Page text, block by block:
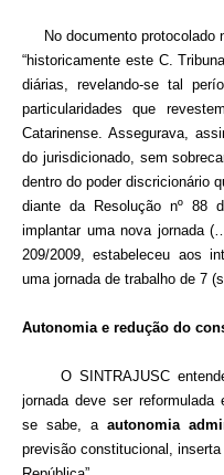
No documento protocolado
“historicamente este C.
diárias, revelando-se tal
particularidades que
Catarinense. Assegurava,
do jurisdicionado, sem
dentro do poder discricionário
diante da Resolução nº 88
implantar uma nova jornada
209/2009, estabeleceu aos
uma jornada de trabalho de 7
Autonomia e redução do
O SINTRAJUSC entende
jornada deve ser reformulada
se sabe, a autonomia
previsão constitucional,